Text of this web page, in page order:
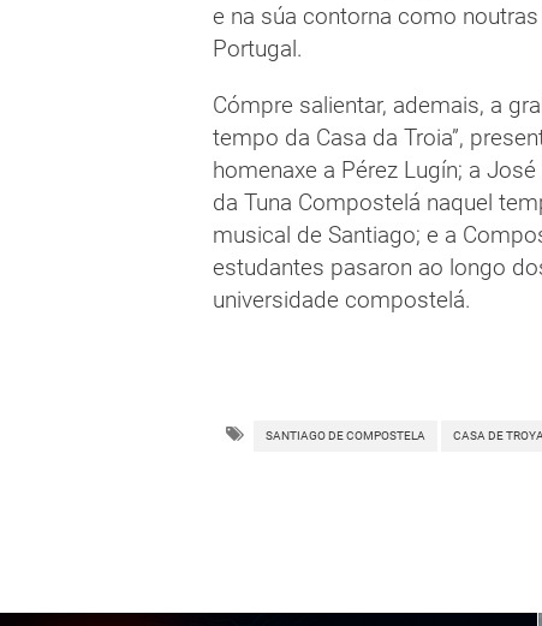
e na súa contorna como
Portugal.
Cómpre salientar, ademais, a
tempo da Casa da Troia”,
homenaxe a Pérez Lugín; a
da Tuna Compostelá naquel
musical de Santiago; e a
estudantes pasaron ao longo
universidade compostelá.
SANTIAGO DE COMPOSTELA CASA DE TROYA